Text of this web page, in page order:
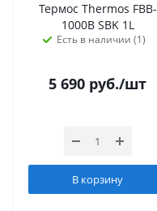
Термос Thermos FBB-
1000B SBK 1L
Есть в наличии (1)
5 690 руб./шт
В корзину